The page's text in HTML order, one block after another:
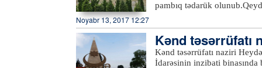
pambıq tədarük
Neftçalada
Noyabr 13, 2017 12:27
Kənd təsərrüfatı
Kənd təsərrüfatı naziri
İdarəsinin inzibati binasında